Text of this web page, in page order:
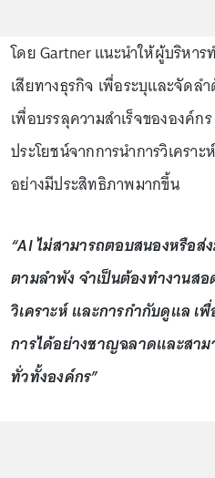
โดย Gartner แนะนำให้ผู้บริหา
เสียทางธุรกิจ เพื่อระบุและจัด
เพื่อบรรลุความสำเร็จขององค์
ประโยชน์จากการนำการวิเคร
อย่างมีประสิทธิภาพมากขึ้น
“AI ไม่สามารถตอบสนองหรือ
ตามลำพัง จำเป็นต้องทำงานส
วิเคราะห์ และการกำกับดูแล เ
การได้อย่างชาญฉลาดและสาม
ทั่วทั้งองค์กร”